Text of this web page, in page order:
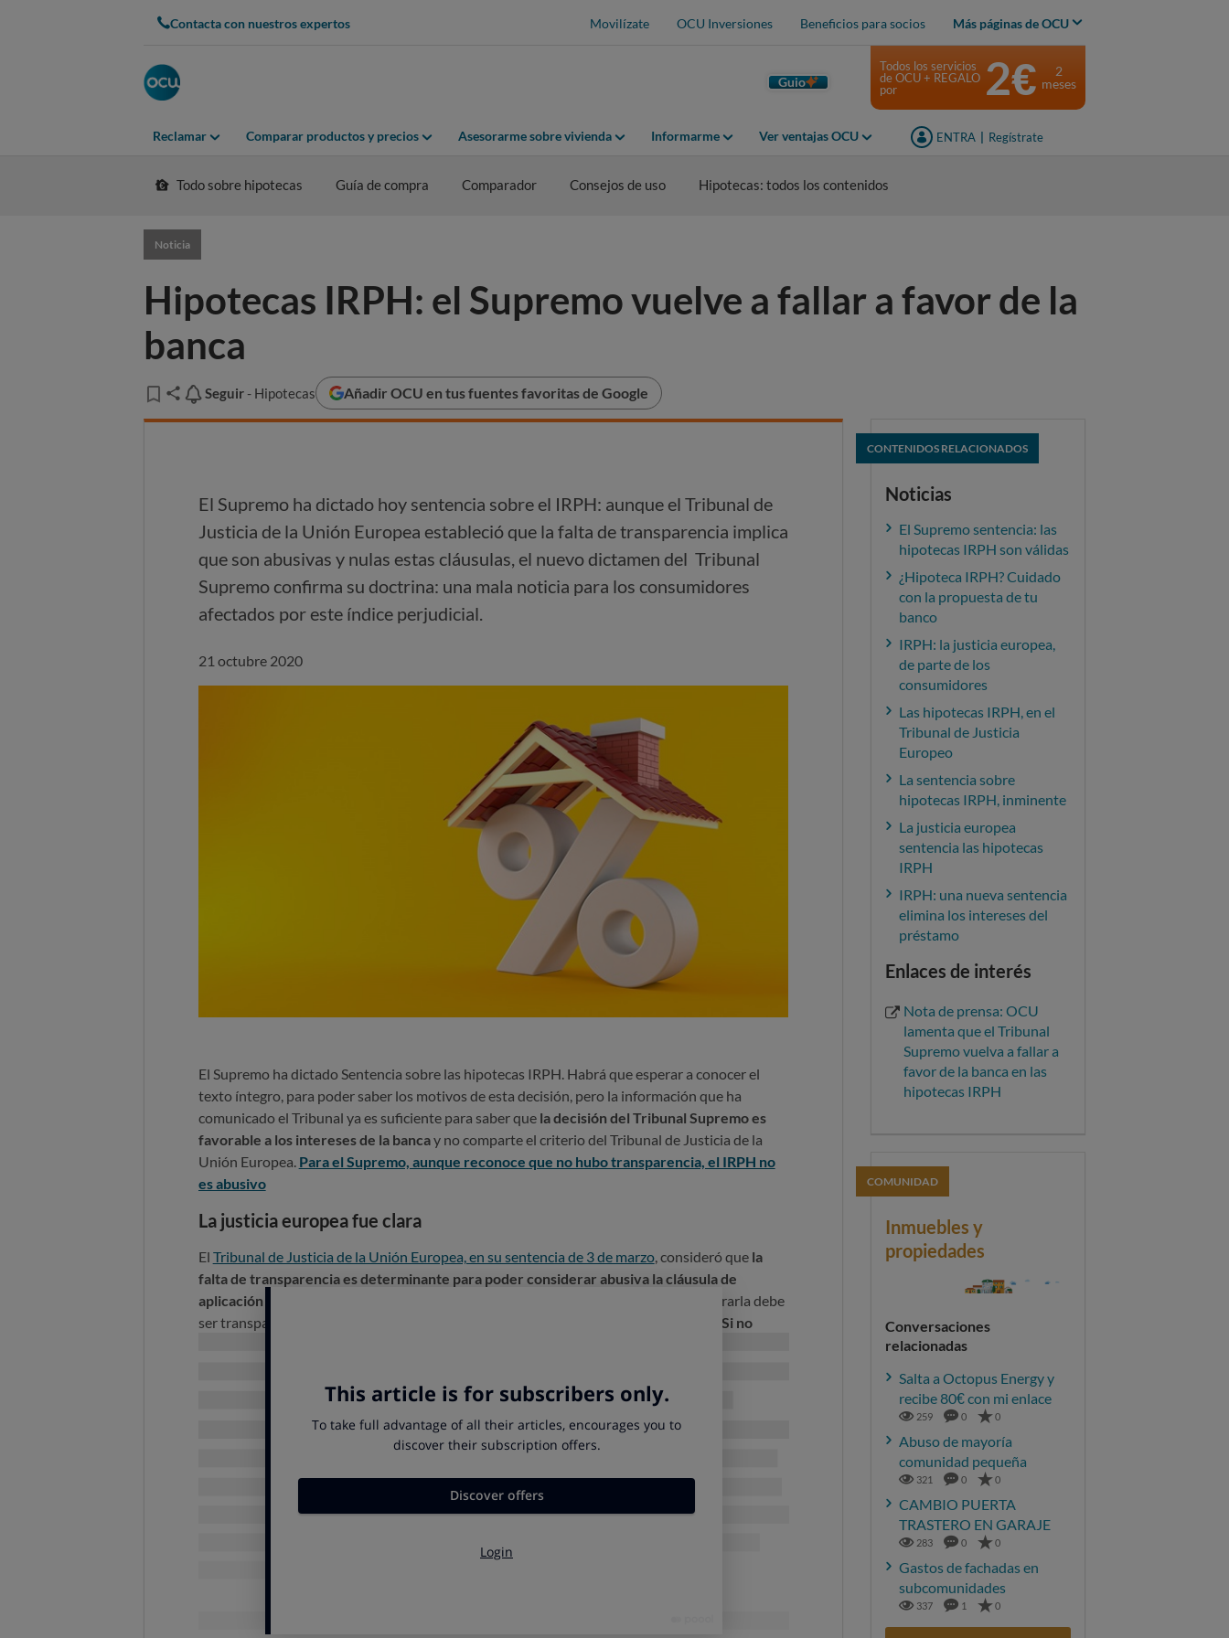
Contacta con nuestros expertos Movilízate OCU Inversiones Beneficios para socios Más páginas de OCU
Guio
Reclamar Comparar productos y precios Asesorarme sobre vivienda Informarme Ver ventajas OCU ENTRA Regístrate
Todos los servicios
de OCU + REGALO
por
2€
2
meses
Todo sobre hipotecas Guía de compra Comparador Consejos de uso Hipotecas: todos los contenidos
Noticia
Hipotecas IRPH: el Supremo vuelve a fallar a favor de la
banca
Seguir
Seguir - Hipotecas Añadir OCU en tus fuentes favoritas de Google
El Supremo ha dictado hoy sentencia sobre el IRPH: aunque el Tribunal de
Justicia de la Unión Europea estableció que la falta de transparencia implica
que son abusivas y nulas estas cláusulas, el nuevo dictamen del Tribunal
Supremo confirma su doctrina: una mala noticia para los consumidores
afectados por este índice perjudicial.
21 octubre 2020
El Supremo ha dictado Sentencia sobre las hipotecas IRPH. Habrá que esperar a conocer el
texto íntegro, para poder saber los motivos de esta decisión, pero la información que ha
comunicado el Tribunal ya es suficiente para saber que la decisión del Tribunal Supremo es
favorable a los intereses de la bancay no comparte el criterio del Tribunal de Justicia de la
Unión Europea. Para el Supremo, aunque reconoce que no hubo transparencia, el IRPH no
es abusivo
La justicia europea fue clara
El Tribunal de Justicia de la Unión Europea, en su sentencia de 3 de marzo, consideró que la
falta de transparencia es determinante para poder considerar abusiva la cláusula de
aplicación del IRPH
en los contratos de préstamos hipotecarios: para poder incorporarla debe
ser transparente, habiendo informado con claridad al usuario de todos los aspectos. Si no
muchos bancos no informaron a sus clientes de manera comprensible sobre
el IRPH. No contaron que:
Es un índice que se calcula teniendo en cuenta los datos que la propia entidad
No explicaron con cuadros comparativos históricos la evolución del IRPH y Euribor, con
es evidente que no se informó de forma clara y transparente a los
CONTENIDOS RELACIONADOS
Noticias
El Supremo sentencia: las
hipotecas IRPH son válidas
¿Hipoteca IRPH? Cuidado
con la propuesta de tu
banco
IRPH: la justicia europea,
de parte de los
consumidores
Las hipotecas IRPH, en el
Tribunal de Justicia
Europeo
La sentencia sobre
hipotecas IRPH, inminente
La justicia europea
sentencia las hipotecas
IRPH
IRPH: una nueva sentencia
elimina los intereses del
préstamo
Enlaces de interés
Nota de prensa: OCU
lamenta que el Tribunal
Supremo vuelva a fallar a
favor de la banca en las
hipotecas IRPH
COMUNIDAD
Inmuebles y
propiedades
Conversaciones
relacionadas
Salta a Octopus Energy y
recibe 80€ con mi enlace
259 0 0
Abuso de mayoría
comunidad pequeña
321 0 0
CAMBIO PUERTA
TRASTERO EN GARAJE
283 0 0
Gastos de fachadas en
subcomunidades
337 1 0